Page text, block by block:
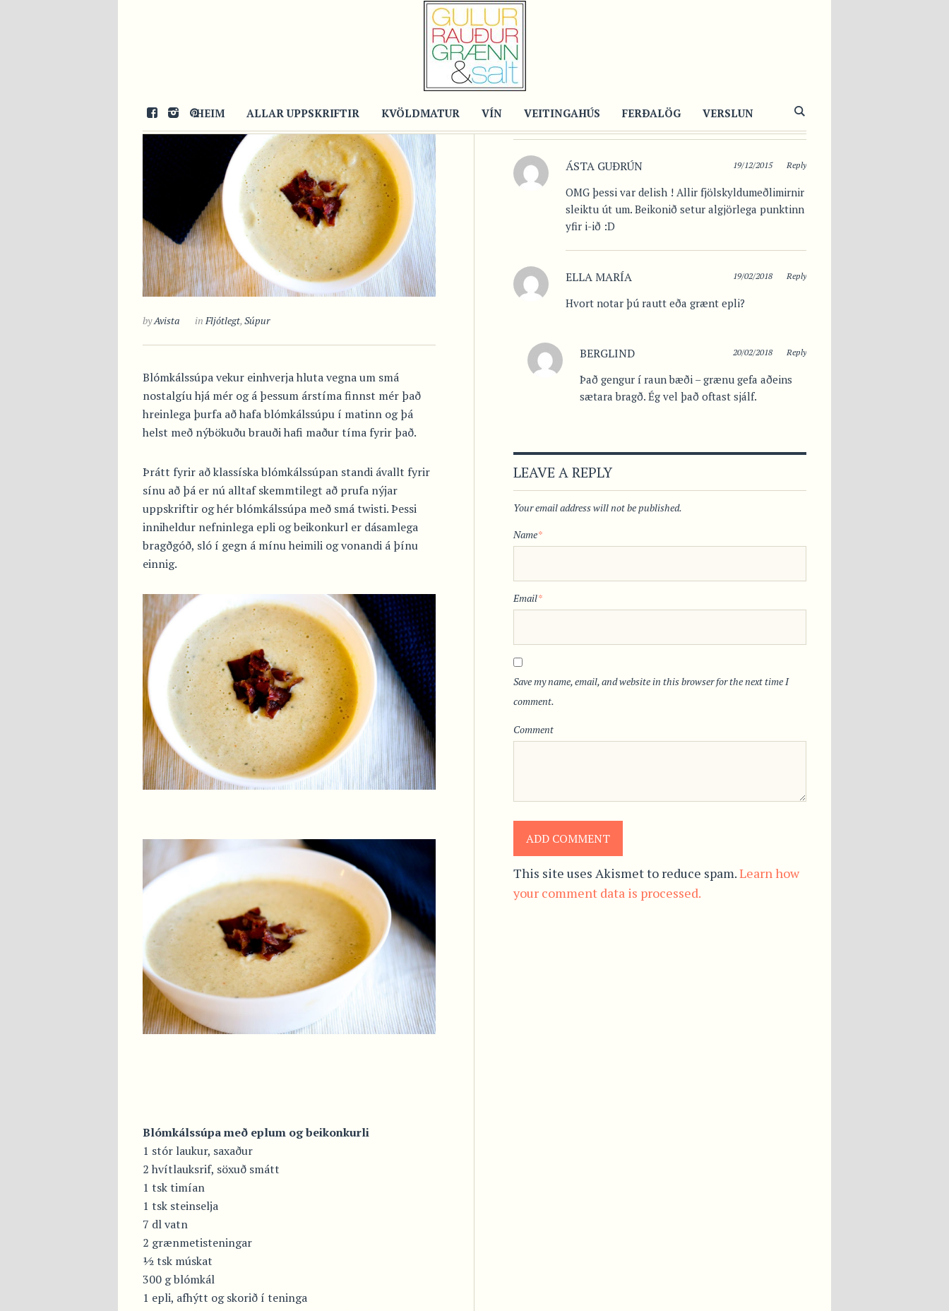
HEIM ALLAR UPPSKRIFTIR KVÖLDMATUR VÍN VEITINGAHÚS FERÐALÖG VERSLUN
byAvista in Fljótlegt, Súpur
Blómkálssúpa vekur einhverja hluta vegna um smá
nostalgíu hjá mér og á þessum árstíma finnst mér það
hreinlega þurfa að hafa blómkálssúpu í matinn og þá
helst með nýbökuðu brauði hafi maður tíma fyrir það.
Þrátt fyrir að klassíska blómkálssúpan standi ávallt fyrir
sínu að þá er nú alltaf skemmtilegt að prufa nýjar
uppskriftir og hér blómkálssúpa með smá twisti. Þessi
inniheldur nefninlega epli og beikonkurl er dásamlega
bragðgóð, sló í gegn á mínu heimili og vonandi á þínu
einnig.
Blómkálssúpa með eplum og beikonkurli
1 stór laukur, saxaður
2 hvítlauksrif, söxuð smátt
1 tsk timían
1 tsk steinselja
7 dl vatn
2 grænmetisteningar
½ tsk múskat
300 g blómkál
1 epli, afhýtt og skorið í teninga
COMMENTS (3)
ÁSTA GUÐRÚN 19/12/2015 Reply
OMG þessi var delish ! Allir fjölskyldumeðlimirnir
sleiktu út um. Beikonið setur algjörlega punktinn
yfir i-ið :D
ELLA MARÍA 19/02/2018 Reply
Hvort notar þú rautt eða grænt epli?
BERGLIND 20/02/2018 Reply
Það gengur í raun bæði – grænu gefa aðeins
sætara bragð. Ég vel það oftast sjálf.
LEAVE A REPLY
Your email address will not be published.
Name*
Email*
Save my name, email, and website in this browser for the next time I
comment.
Comment
This site uses Akismet to reduce spam.Learn how
your comment data is processed.